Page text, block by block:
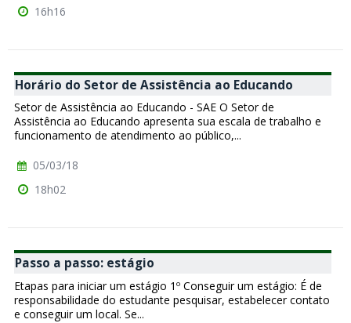
16h16
Horário do Setor de Assistência ao Educando
Setor de Assistência ao Educando - SAE O Setor de
Assistência ao Educando apresenta sua escala de trabalho e
funcionamento de atendimento ao público,...
05/03/18
18h02
Passo a passo: estágio
Etapas para iniciar um estágio 1º Conseguir um estágio: É de
responsabilidade do estudante pesquisar, estabelecer contato
e conseguir um local. Se...